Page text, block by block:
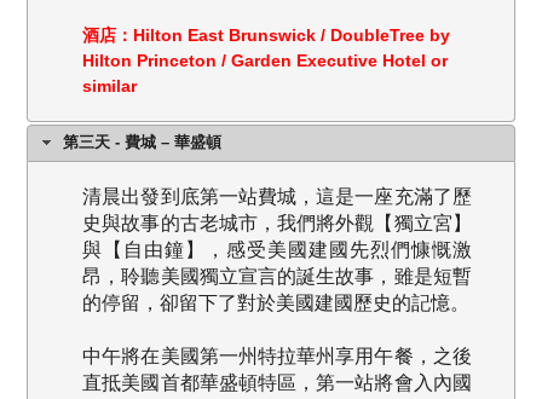
酒店：Hilton East Brunswick / DoubleTree by
Hilton Princeton / Garden Executive Hotel or
similar
第三天 - 費城 – 華盛頓
清晨出發到底第一站費城，這是一座充滿了歷
史與故事的古老城市，我們將外觀【獨立宮】
與【自由鐘】，感受美國建國先烈們慷慨激
昂，聆聽美國獨立宣言的誕生故事，雖是短暫
的停留，卻留下了對於美國建國歷史的記憶。
中午將在美國第一州特拉華州享用午餐，之後
直抵美國首都華盛頓特區，第一站將會入內國